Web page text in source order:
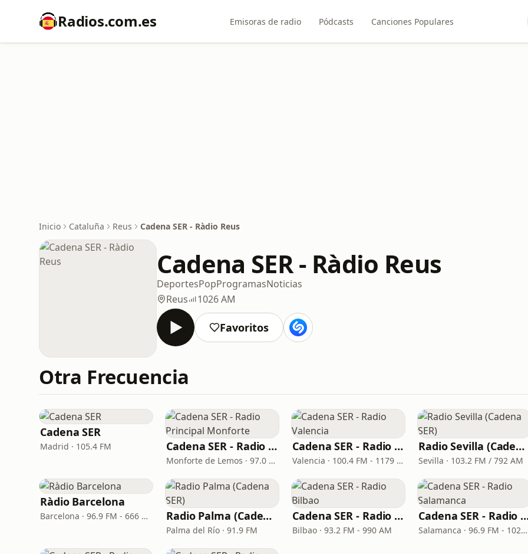
Radios.com.es Emisoras de radio Pódcasts Canciones Populares
Inicio Cataluña Reus Cadena SER - Ràdio Reus
Cadena SER - Ràdio Reus
DeportesPopProgramasNoticias
Reus
1026 AM
Favoritos
Otra Frecuencia
Cadena SER
Madrid · 105.4 FM Cadena SER - Radio Principal Monforte
Monforte de Lemos · 97.0 FM
Cadena SER - Radio Valencia
Valencia · 100.4 FM - 1179 AM
Radio Sevilla (Cadena SER)
Sevilla · 103.2 FM / 792 AM
Ràdio Barcelona
Barcelona · 96.9 FM - 666 AM Radio Palma (Cadena SER)
Palma del Río · 91.9 FM
Cadena SER - Radio Bilbao
Bilbao · 93.2 FM - 990 AM
Cadena SER -
Salamanca · 96.9 FM - 1026 AM